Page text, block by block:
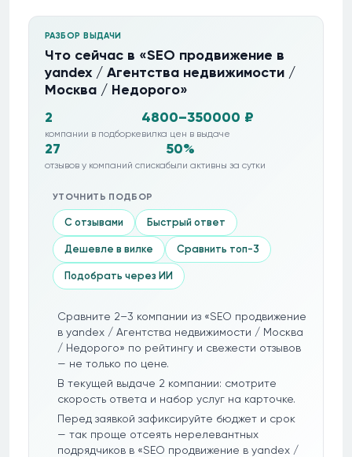
РАЗБОР ВЫДАЧИ
Что сейчас в «SEO продвижение в
yandex / Агентства недвижимости /
Москва / Недорого»
2
компании в подборке
4800–350000 ₽
вилка цен в выдаче
27
отзывов у компаний списка
50%
были активны за сутки
УТОЧНИТЬ ПОДБОР
С отзывами Быстрый ответ
Дешевле в вилке Сравнить топ-3
Подобрать через ИИ
Сравните 2–3 компании из «SEO продвижение
в yandex / Агентства недвижимости / Москва
/ Недорого» по рейтингу и свежести отзывов
— не только по цене.
В текущей выдаче 2 компании: смотрите
скорость ответа и набор услуг на карточке.
Перед заявкой зафиксируйте бюджет и срок
— так проще отсеять нерелевантных
подрядчиков в «SEO продвижение в yandex /